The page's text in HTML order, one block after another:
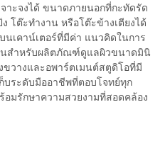
าะจงได้ ขนาดภายนอกที่กะทัดรัด
โต๊ะทำงาน หรือโต๊ะข้างเตียงได้
เคาน์เตอร์ที่มีค่า แนวคิดในการ
นสำหรับผลิตภัณฑ์ดูแลผิวขนาดมินิ
ขวางและอพาร์ตเมนต์สตูดิโอที่มี
บระดับมืออาชีพที่ตอบโจทย์ทุก
มรักษาความสวยงามที่สอดคล้อง